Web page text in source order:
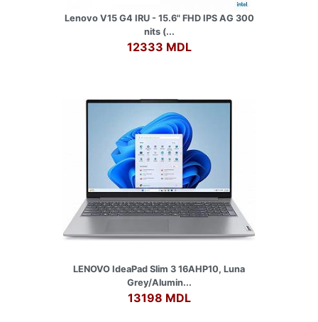
Lenovo V15 G4 IRU - 15.6" FHD IPS AG 300
nits (...
12333 MDL
LENOVO IdeaPad Slim 3 16AHP10, Luna
Grey/Alumin...
13198 MDL